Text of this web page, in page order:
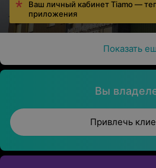
Ваш личный кабинет Tiamo —
приложения
Показать
Вы
Привлечь